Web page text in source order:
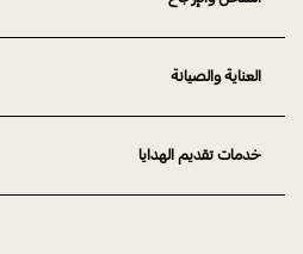
العناية والصيانة
خدمات تقديم الهدايا